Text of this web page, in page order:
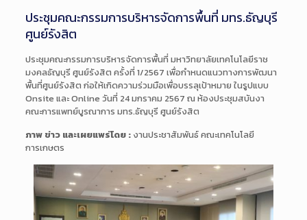
ประชุมคณะกรรมการบริหารจัดการพื้นที่ มทร.ธัญบุรี
ศูนย์รังสิต
ประชุมคณะกรรมการบริหารจัดการพื้นที่ มหาวิทยาลัยเทคโนโลยีราช
มงคลธัญบุรี ศูนย์รังสิต ครั้งที่ 1/2567 เพื่อกำหนดแนวทางการพัฒนา
พื้นที่ศูนย์รังสิต ก่อให้เกิดความร่วมมือเพื่อบรรลุเป้าหมาย ในรูปแบบ
Onsite และ Online วันที่ 24 มกราคม 2567 ณ ห้องประชุมสบันงา
คณะการแพทย์บูรณาการ มทร.ธัญบุรี ศูนย์รังสิต
ภาพ ข่าว และเผยแพร่โดย :งานประชาสัมพันธ์ คณะเทคโนโลยี
การเกษตร